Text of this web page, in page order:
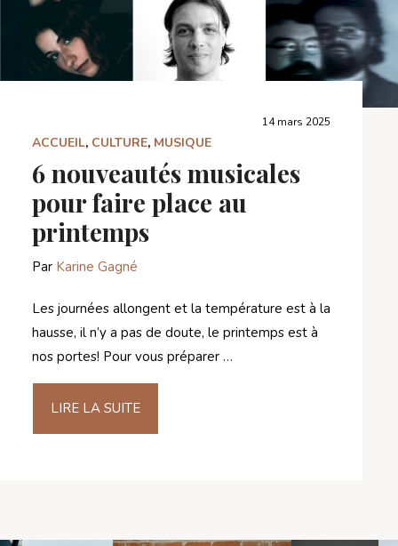
14 mars 2025
ACCUEIL, CULTURE, MUSIQUE
6 nouveautés musicales
pour faire place au
printemps
Par Karine Gagné
Les journées allongent et la température est à la
hausse, il n’y a pas de doute, le printemps est à
nos portes! Pour vous préparer …
LIRE LA SUITE